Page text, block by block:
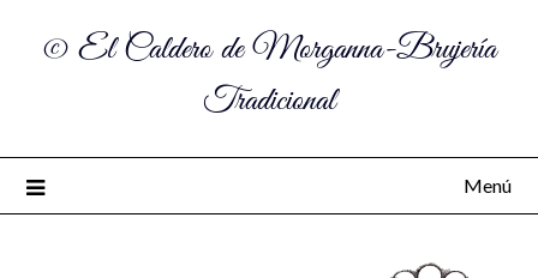
© El Caldero de Morganna-Brujería
Tradicional
Menú